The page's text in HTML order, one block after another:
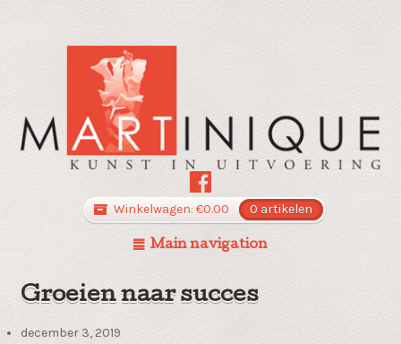
Winkelwagen: €0.00 0 artikelen
Main navigation
Groeien naar succes
december 3, 2019